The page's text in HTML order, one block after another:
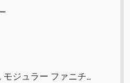
ジュラー ファニチャー